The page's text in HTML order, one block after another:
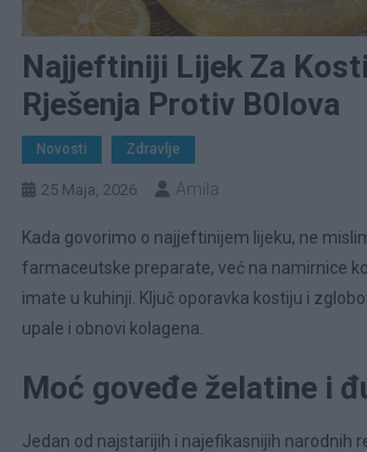
Najjeftiniji Lijek Za
Rješenja Protiv B0lova
Novosti Zdravlje
25 Maja, 2026 Amila
Kada govorimo o najjeftinijem lijeku, ne
farmaceutske preparate, već na namirnice
imate u kuhinji. Ključ oporavka kostiju i
upale i obnovi kolagena.
Moć goveđe želatine i
Jedan od najstarijih i najefikasnijih narodnih